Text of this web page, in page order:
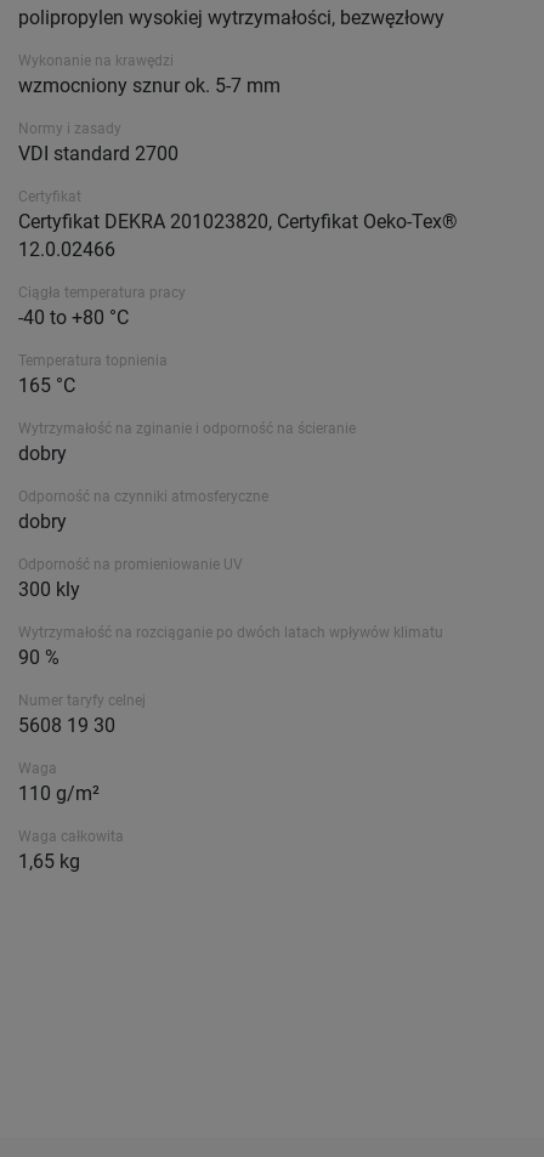
polipropylen wysokiej wytrzymałości, bezwęzłowy
Wykonanie na krawędzi
wzmocniony sznur ok. 5-7 mm
Normy i zasady
VDI standard 2700
Certyfikat
Certyfikat DEKRA 201023820, Certyfikat Oeko-Tex®
12.0.02466
Ciągła temperatura pracy
-40 to +80 °C
Temperatura topnienia
165 °C
Wytrzymałość na zginanie i odporność na ścieranie
dobry
Odporność na czynniki atmosferyczne
dobry
Odporność na promieniowanie UV
300 kly
Wytrzymałość na rozciąganie po dwóch latach wpływów klimatu
90 %
Numer taryfy celnej
5608 19 30
Waga
110 g/m²
Waga całkowita
1,65 kg